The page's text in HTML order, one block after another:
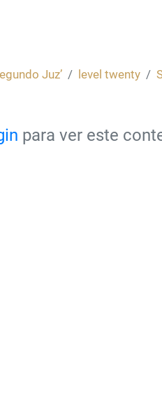
Juz’ level twenty
para ver este